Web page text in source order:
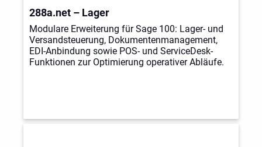
288a.net – Lager
Modulare Erweiterung für Sage 100: Lager- und
Versandsteuerung, Dokumentenmanagement,
EDI-Anbindung sowie POS- und ServiceDesk-
Funktionen zur Optimierung operativer Abläufe.